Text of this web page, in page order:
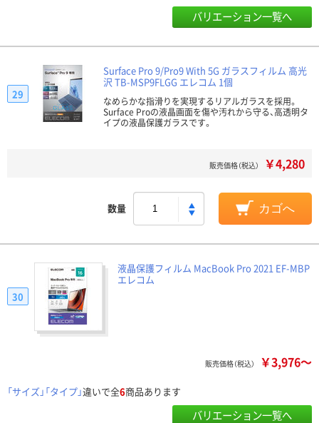
バリエーション一覧へ
Surface Pro 9/Pro9 With 5G ガラスフィルム 高光
沢 TB-MSP9FLGG エレコム 1個
なめらかな指滑りを実現するリアルガラスを採用。
Surface Proの液晶画面を傷や汚れから守る、高透明タ
イプの液晶保護ガラスです。
29
販売価格（税込） ￥4,280
数量 カゴへ
液晶保護フィルム MacBook Pro 2021 EF-MBP
エレコム
30
販売価格（税込） ￥3,976～
「サイズ」「タイプ」違いで全6商品あります
バリエーション一覧へ